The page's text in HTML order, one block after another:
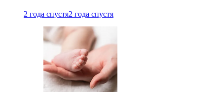
2 года спустя2 года спустя